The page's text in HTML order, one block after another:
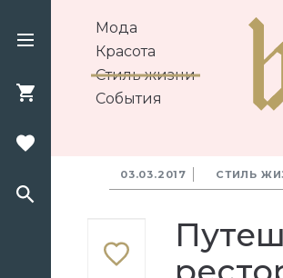
Мода
Красота
Стиль жизни
События
03.03.2017 СТИЛЬ